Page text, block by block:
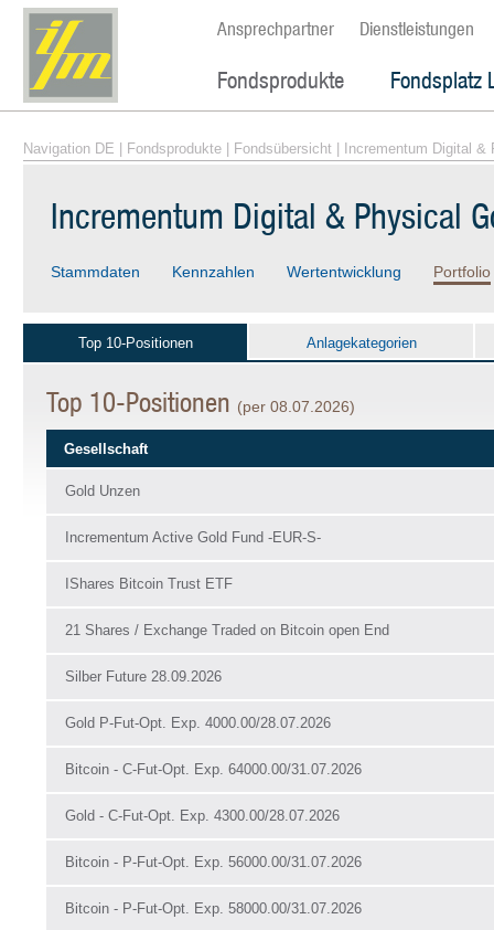
Ansprechpartner Dienstleistungen
Fondsprodukte Fondsplatz
Navigation DE Fondsprodukte Fondsübersicht | Incrementum Digital
Incrementum Digital & Physical
Stammdaten Kennzahlen Wertentwicklung Portfolio
Top 10-Positionen Anlagekategorien
Top 10-Positionen (per 08.07.2026)
Gesellschaft
Gold Unzen
Incrementum Active Gold Fund -EUR-S-
IShares Bitcoin Trust ETF
21 Shares / Exchange Traded on Bitcoin open End
Silber Future 28.09.2026
Gold P-Fut-Opt. Exp. 4000.00/28.07.2026
Bitcoin - C-Fut-Opt. Exp. 64000.00/31.07.2026
Gold - C-Fut-Opt. Exp. 4300.00/28.07.2026
Bitcoin - P-Fut-Opt. Exp. 56000.00/31.07.2026
Bitcoin - P-Fut-Opt. Exp. 58000.00/31.07.2026